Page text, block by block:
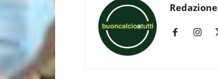
Redazione